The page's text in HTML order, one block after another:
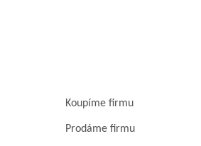
Koupíme firmu
Prodáme firmu